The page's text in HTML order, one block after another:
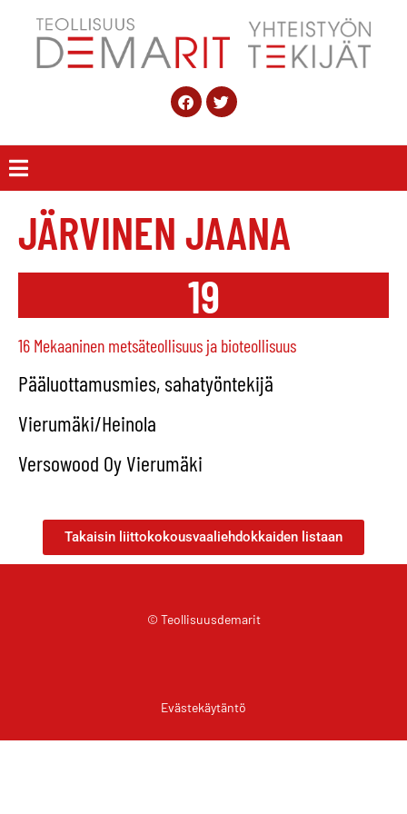
JÄRVINEN JAANA
19
16 Mekaaninen metsäteollisuus ja bioteollisuus
Pääluottamusmies, sahatyöntekijä
Vierumäki/Heinola
Versowood Oy Vierumäki
Takaisin liittokokousvaaliehdokkaiden listaan
© Teollisuusdemarit
Evästekäytäntö